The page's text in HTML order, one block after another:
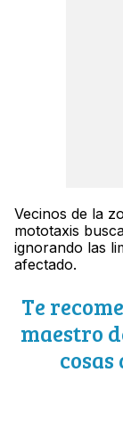
Vecinos de la
mototaxis
ignorando las
afectado.
Te
maestro